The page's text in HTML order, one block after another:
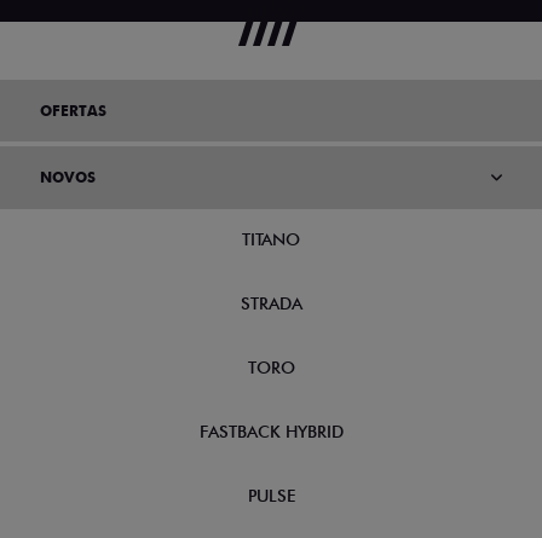
OFERTAS
NOVOS
TITANO
STRADA
TORO
FASTBACK HYBRID
PULSE